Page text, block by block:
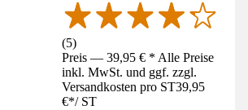
(5)
Preis — 39,95 € * Alle Preise
inkl. MwSt. und ggf. zzgl.
Versandkosten pro ST39,95
€*/ ST